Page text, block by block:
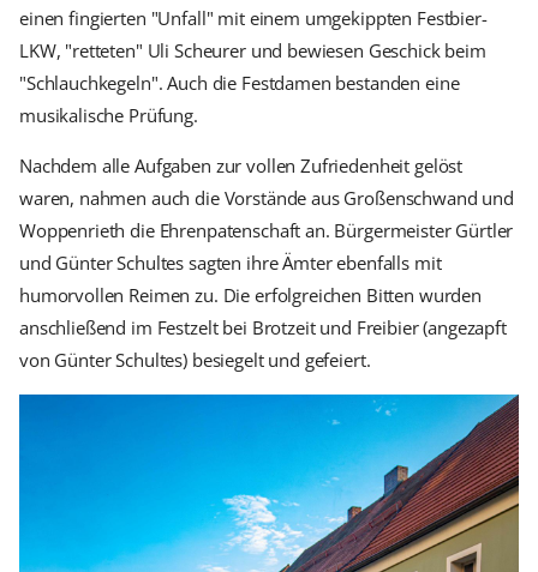
einen fingierten "Unfall" mit einem umgekippten Festbier-
LKW, "retteten" Uli Scheurer und bewiesen Geschick beim
"Schlauchkegeln". Auch die Festdamen bestanden eine
musikalische Prüfung.
Nachdem alle Aufgaben zur vollen Zufriedenheit gelöst
waren, nahmen auch die Vorstände aus Großenschwand und
Woppenrieth die Ehrenpatenschaft an. Bürgermeister Gürtler
und Günter Schultes sagten ihre Ämter ebenfalls mit
humorvollen Reimen zu. Die erfolgreichen Bitten wurden
anschließend im Festzelt bei Brotzeit und Freibier (angezapft
von Günter Schultes) besiegelt und gefeiert.